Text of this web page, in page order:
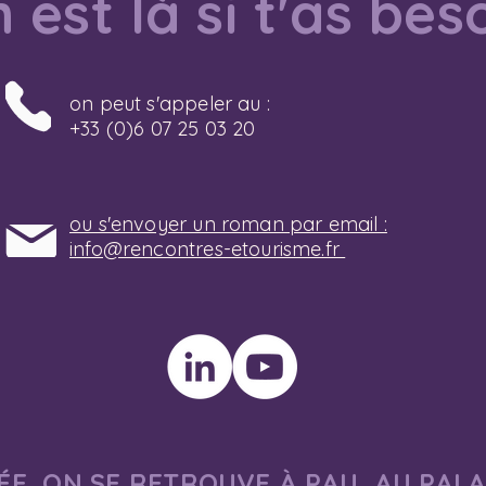
on peut s'appeler au :
+33 (0)6 07 25 03 20
ou s'envoyer un roman par email :
info@rencontres-etourisme.fr